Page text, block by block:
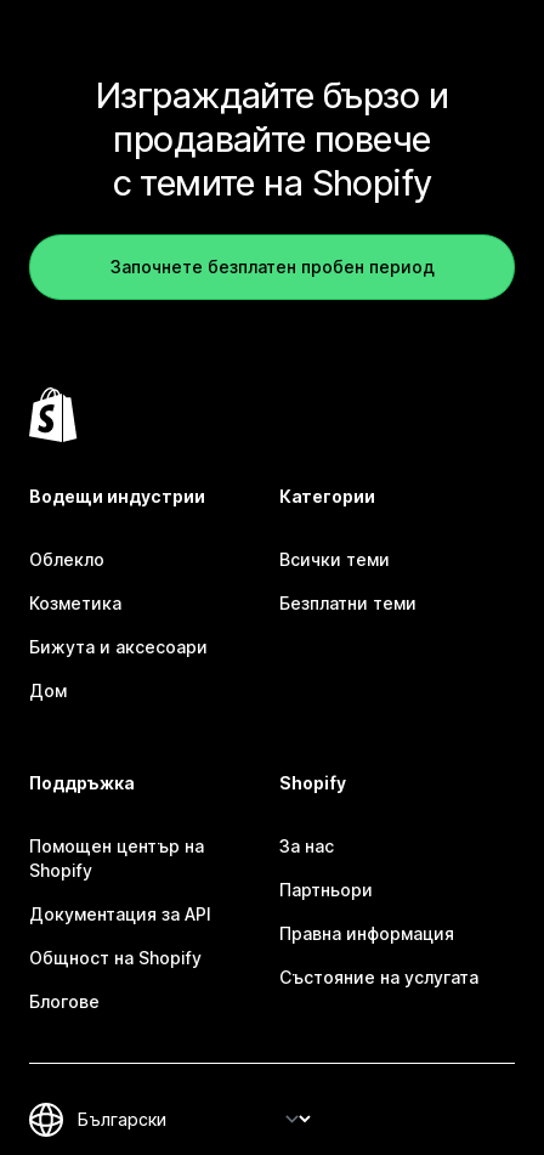
Изграждайте бързо и
продавайте повече
с темите на Shopify
Започнете безплатен пробен период
Водещи индустрии
Облекло
Козметика
Бижута и аксесоари
Дом
Категории
Всички теми
Безплатни теми
Поддръжка
Помощен център на
Shopify
Документация за API
Общност на Shopify
Блогове
Shopify
За нас
Партньори
Правна информация
Състояние на услугата